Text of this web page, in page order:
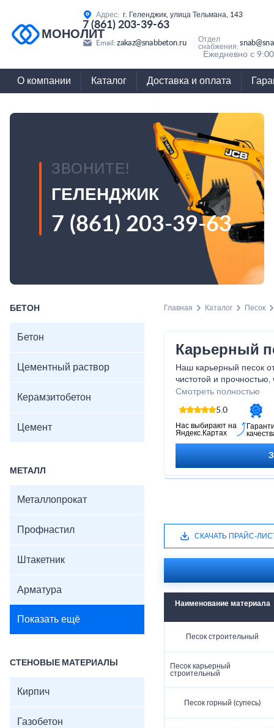
МОНОЛИТ
Адрес: г. Геленджик, улица Тельмана, 143
7 (861) 203-39-63
Email: zakaz@snabbeton.ru
Отдел
снабжения:
Ежедневно с
О компании Каталог Доставка и оплата
ЗВОНИТЕ!
ГЕЛЕНДЖИК
7 (861) 203-39-63
БЕТОН
Бетон
Цементный раствор
Керамзитобетон
Цемент
МЕТАЛЛ
Металлопрокат
Профнастил
Штакетник
Арматура
Показать ещё
СТЕНОВЫЕ МАТЕРИАЛЫ
Кирпич
Газобетон
Главная Каталог Песок
Карьерный
Наш карьерный песок
чистотой и прочностью,
надежность вашего
возможность
цене и создать
будущего строения.
Смотреть полностью
5.0
Нас выбирают на
Яндекс.Картах
СКАЧАТЬ ПРАЙС-
Наименование материала
Песок строительный
Песок карьерный
строительный
Песок горный (супесь)